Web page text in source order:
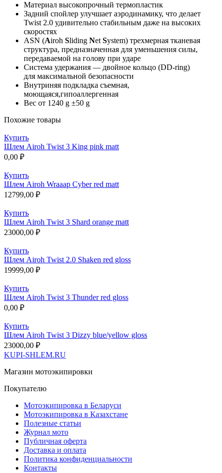
Материал высокопрочный термопластик
Задний спойлер улучшает аэродинамику, что делает
Twist 2.0 удивительно стабильным даже на высоких
скоростях
ASN (Airoh Sliding Net System) трехмерная тканевая
структура, предназначенная для уменьшения силы,
передаваемой на голову при ударе
Система удержания — двойное кольцо (DD-ring)
для максимальной безопасности
Внутриняя подкладка съемная,
моющаяся,гипоаллергенная
Вес от 1240 g ±50 g
Похожие товары
Купить
Шлем Airoh Twist 3 King pink matt
0,00 ₽
Купить
Шлем Airoh Wraaap Cyber red matt
12799,00 ₽
Купить
Шлем Airoh Twist 3 Shard orange matt
23000,00 ₽
Купить
Шлем Airoh Twist 2.0 Shaken red gloss
19999,00 ₽
Купить
Шлем Airoh Twist 3 Thunder red gloss
0,00 ₽
Купить
Шлем Airoh Twist 3 Dizzy blue/yellow gloss
23000,00 ₽
KUPI-SHLEM.RU
Магазин мотоэкипировки
Покупателю
Мотоэкипировка в Беларуси
Мотоэкипировка в Казахстане
Полезные статьи
Журнал мото
Публичная оферта
Доставка и оплата
Политика конфиденциальности
Контакты